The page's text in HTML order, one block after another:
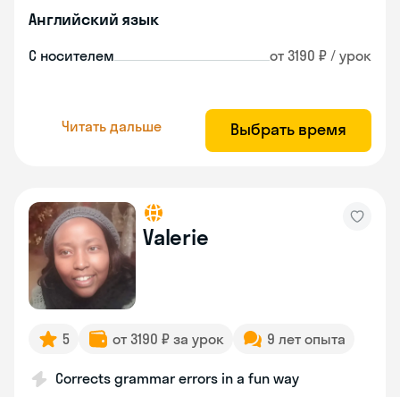
Английский язык
С носителем от 3190 ₽ / урок
Читать дальше Выбрать время
Valerie
5 от 3190 ₽ за урок 9 лет опыта
Corrects grammar errors in a fun way